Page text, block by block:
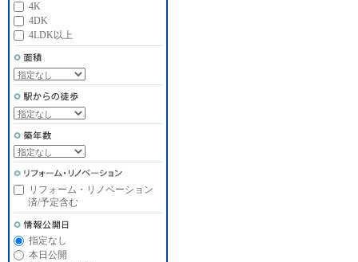
4K
4DK
4LDK以上
リフォーム・リノベーション
済/予定含む
指定なし
本日公開